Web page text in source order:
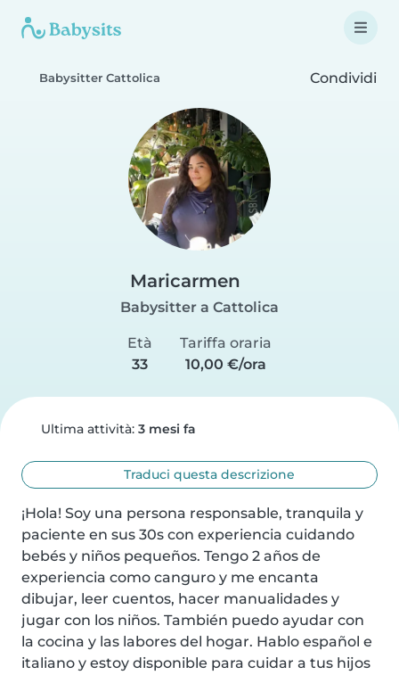
Babysitter Cattolica Condividi
Maricarmen
Babysitter a Cattolica
Età
33
Tariffa oraria
10,00 €/ora
Ultima attività: 3 mesi fa
Traduci questa descrizione
¡Hola! Soy una persona responsable, tranquila y
paciente en sus 30s con experiencia cuidando
bebés y niños pequeños. Tengo 2 años de
experiencia como canguro y me encanta
dibujar, leer cuentos, hacer manualidades y
jugar con los niños. También puedo ayudar con
la cocina y las labores del hogar. Hablo español e
italiano y estoy disponible para cuidar a tus hijos